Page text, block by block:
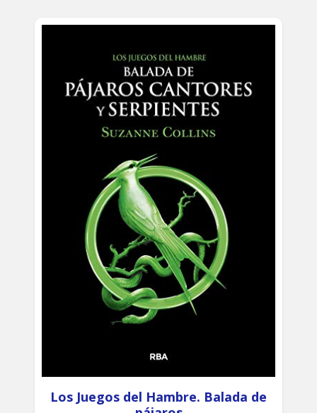
Los Juegos del Hambre. Balada de